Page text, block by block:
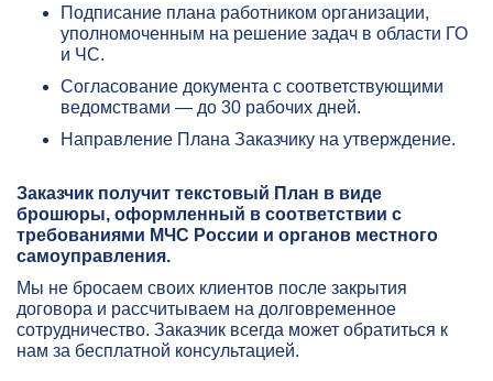
Подписание плана работником организации,
уполномоченным на решение задач в области ГО
и ЧС.
Согласование документа с соответствующими
ведомствами — до 30 рабочих дней.
Направление Плана Заказчику на утверждение.
Заказчик получит текстовый План в виде
брошюры, оформленный в соответствии с
требованиями МЧС России и органов местного
самоуправления.
Мы не бросаем своих клиентов после закрытия
договора и рассчитываем на долговременное
сотрудничество. Заказчик всегда может обратиться к
нам за бесплатной консультацией.